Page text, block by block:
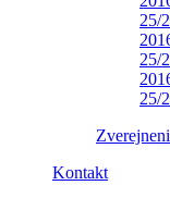
25/
25/
25/
Kontakt